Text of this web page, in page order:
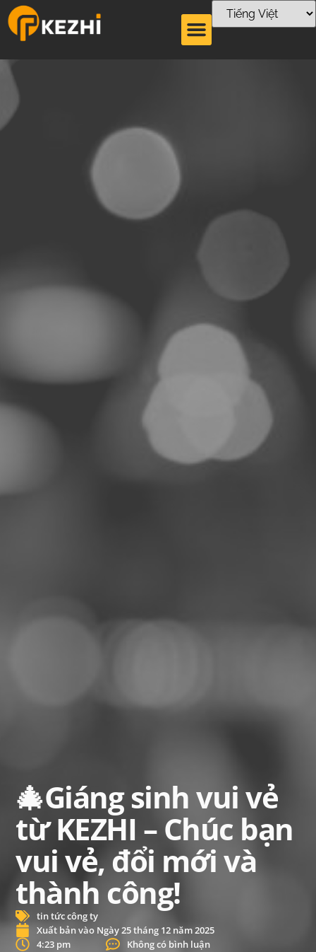
🎄Giáng sinh vui vẻ
từ KEZHI – Chúc bạn
vui vẻ, đổi mới và
thành công!
tin tức công ty
Xuất bản vào Ngày 25 tháng 12 năm 2025
4:23 pm
Không có bình luận